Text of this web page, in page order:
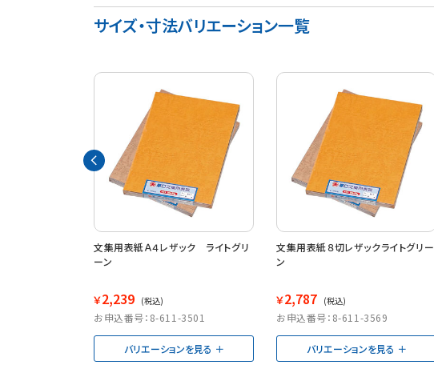
サイズ・寸法バリエーション一覧
文集用表紙Ａ４レザック ライトグリ
ーン
￥2,239 (税込)
お申込番号：8-611-3501
バリエーションを見る
文集用表紙８切レザックライトグリー
ン
￥2,787 (税込)
お申込番号：8-611-3569
バリエーションを見る